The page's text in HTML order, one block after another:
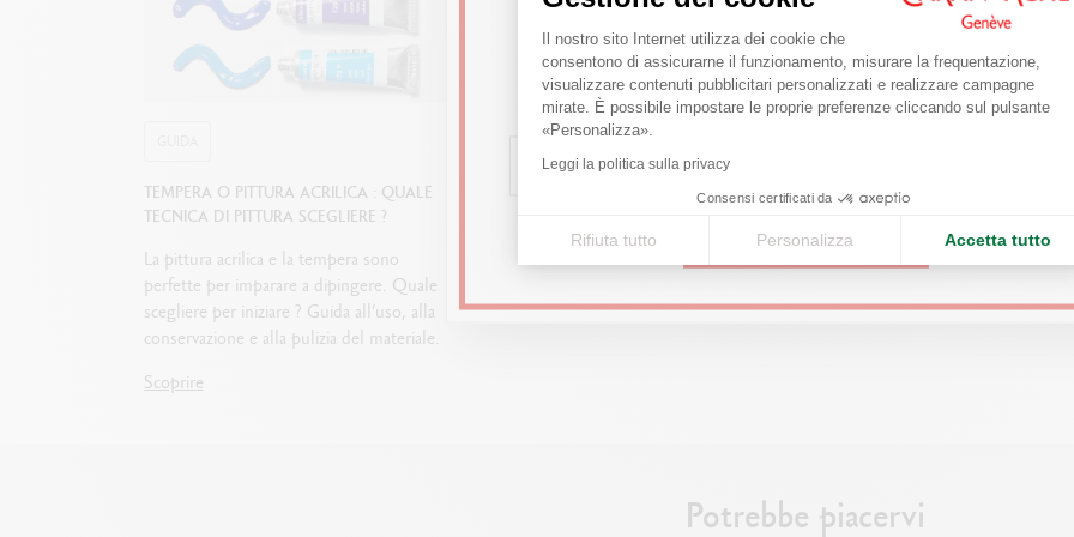
Piattaforma di Gestione del
Il nostro sito Internet utilizza dei cookie che
consentono di assicurarne il funzionamento, misurare la frequentazione,
visualizzare contenuti pubblicitari personalizzati e realizzare campagne
mirate. È possibile impostare le proprie preferenze cliccando sul pulsante
«Personalizza».
Leggi la politica sulla privacy
Consensi certificati da
Rifiuta tutto Personalizza Accetta tutto
Axeptio consent
TEMPERA O PITTURA ACRILICA : QUALE
TECNICA DI PITTURA SCEGLIERE ?
La pittura acrilica e la tempera sono
perfette per imparare a dipingere. Quale
scegliere per iniziare ? Guida all’uso, alla
conservazione e alla pulizia del materiale.
Scoprire
Potrebbe piacervi
Are you in the right e-boutique?
Confirm your shipping country before placing an order.
United States
CONTINUE